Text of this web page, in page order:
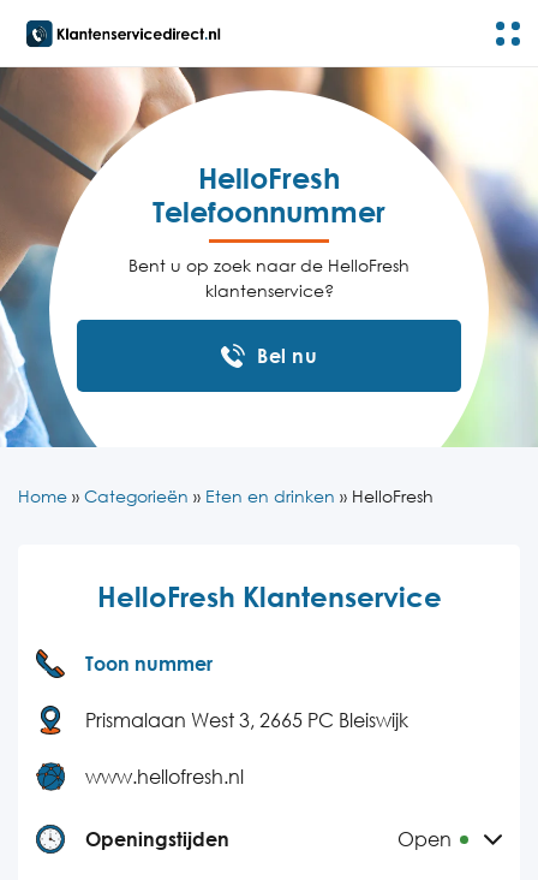
HelloFresh
Telefoonnummer
Bent u op zoek naar de HelloFresh
klantenservice?
Bel nu
Home » Categorieën » Eten en drinken » HelloFresh
HelloFresh Klantenservice
Toon nummer
Prismalaan West 3, 2665 PC Bleiswijk
www.hellofresh.nl
Openingstijden Open